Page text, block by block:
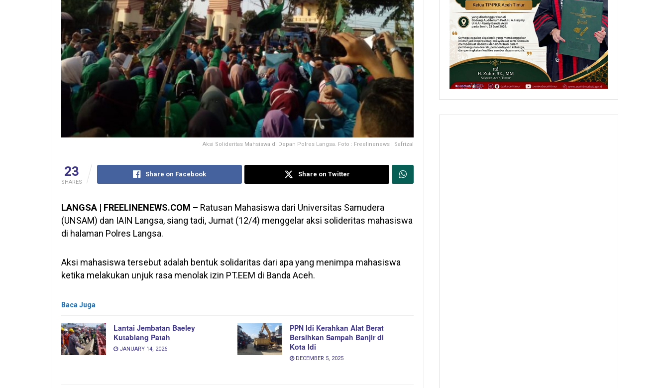
Aksi Solideritas Mahsiswa di Depan Polres Langsa. Foto : Freelinenews | Safrizal
23
SHARES
Share on Facebook Share on Twitter
LANGSA | FREELINENEWS.COM – Ratusan Mahasiswa dari Universitas Samudera
(UNSAM) dan IAIN Langsa, siang tadi, Jumat (12/4) menggelar aksi solideritas mahasiswa
di halaman Polres Langsa.
Aksi mahasiswa tersebut adalah bentuk solidaritas dari apa yang menimpa mahasiswa
ketika melakukan unjuk rasa menolak izin PT.EEM di Banda Aceh.
Baca Juga
Lantai Jembatan Baeley
Kutablang Patah
JANUARY 14, 2026
PPN Idi Kerahkan Alat Berat
Bersihkan Sampah Banjir di
Kota Idi
DECEMBER 5, 2025